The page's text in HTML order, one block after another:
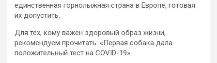
единственная горнолыжная страна в Европе, готовая
их допустить.
Для тех, кому важен здоровый образ жизни,
рекомендуем прочитать: «Первая собака дала
положительный тест на COVID-19».